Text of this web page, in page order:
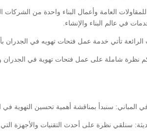
العامة وأعمال البناء واحدة من الشركات
في عالم البناء والإنشاء.
تأتي خدمة عمل فتحات تهويه في الجدران
نظرة شاملة على عمل فتحات تهوية في الجدران